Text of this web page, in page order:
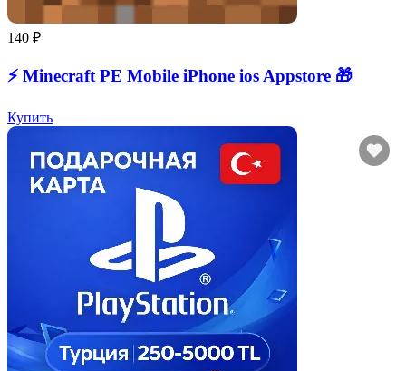
140 ₽
⚡️ Minecraft PE Mobile iPhone ios Appstore 🎁
Купить